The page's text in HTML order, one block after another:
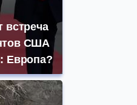
встреча
США
Европа?